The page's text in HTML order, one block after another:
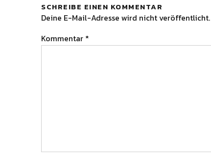
SCHREIBE EINEN KOMMENTAR
Deine E-Mail-Adresse wird nicht veröffentlicht.
Kommentar *